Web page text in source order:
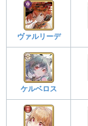
ヴァルリーデ
ケルベロス